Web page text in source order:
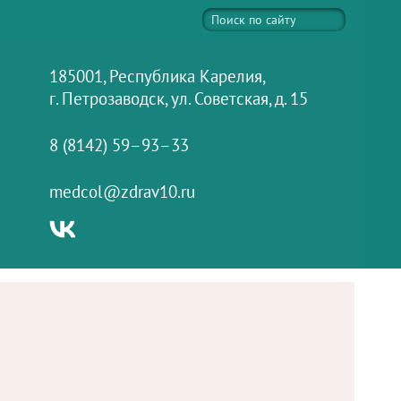
185001, Республика Карелия,
г. Петрозаводск, ул. Советская, д. 15
8 (8142) 59–93–33
medcol@zdrav10.ru